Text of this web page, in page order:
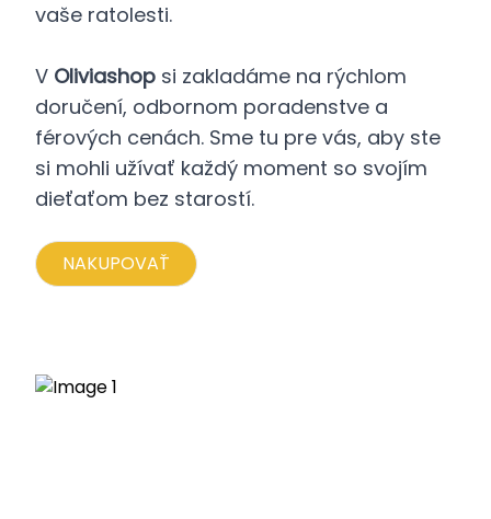
vaše ratolesti.
V Oliviashop si zakladáme na rýchlom
doručení, odbornom poradenstve a
férových cenách. Sme tu pre vás, aby ste
si mohli užívať každý moment so svojím
dieťaťom bez starostí.
NAKUPOVAŤ